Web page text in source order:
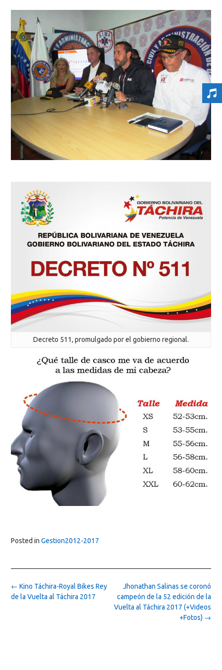
Decreto 511, promulgado por el gobierno regional.
Posted in Gestion2012-2017
Post
navigation
Jhonathan Salinas se coronó
campeón de la 52 edición de la
Vuelta al Táchira 2017 (+Videos
+Fotos) →
← Kino Táchira-Royal Bikes Rey
de la Vuelta al Táchira 2017